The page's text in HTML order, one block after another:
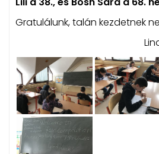
Gratulálunk, talán kezdetnek